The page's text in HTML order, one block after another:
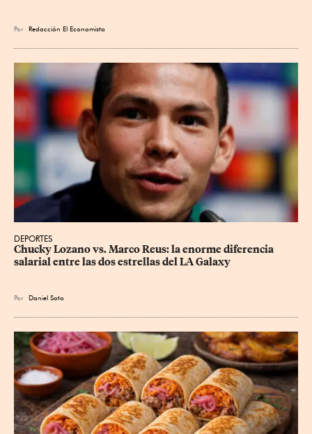
Por Redacción El Economista
DEPORTES
Chucky Lozano vs. Marco Reus: la enorme diferencia
salarial entre las dos estrellas del LA Galaxy
Por Daniel Soto